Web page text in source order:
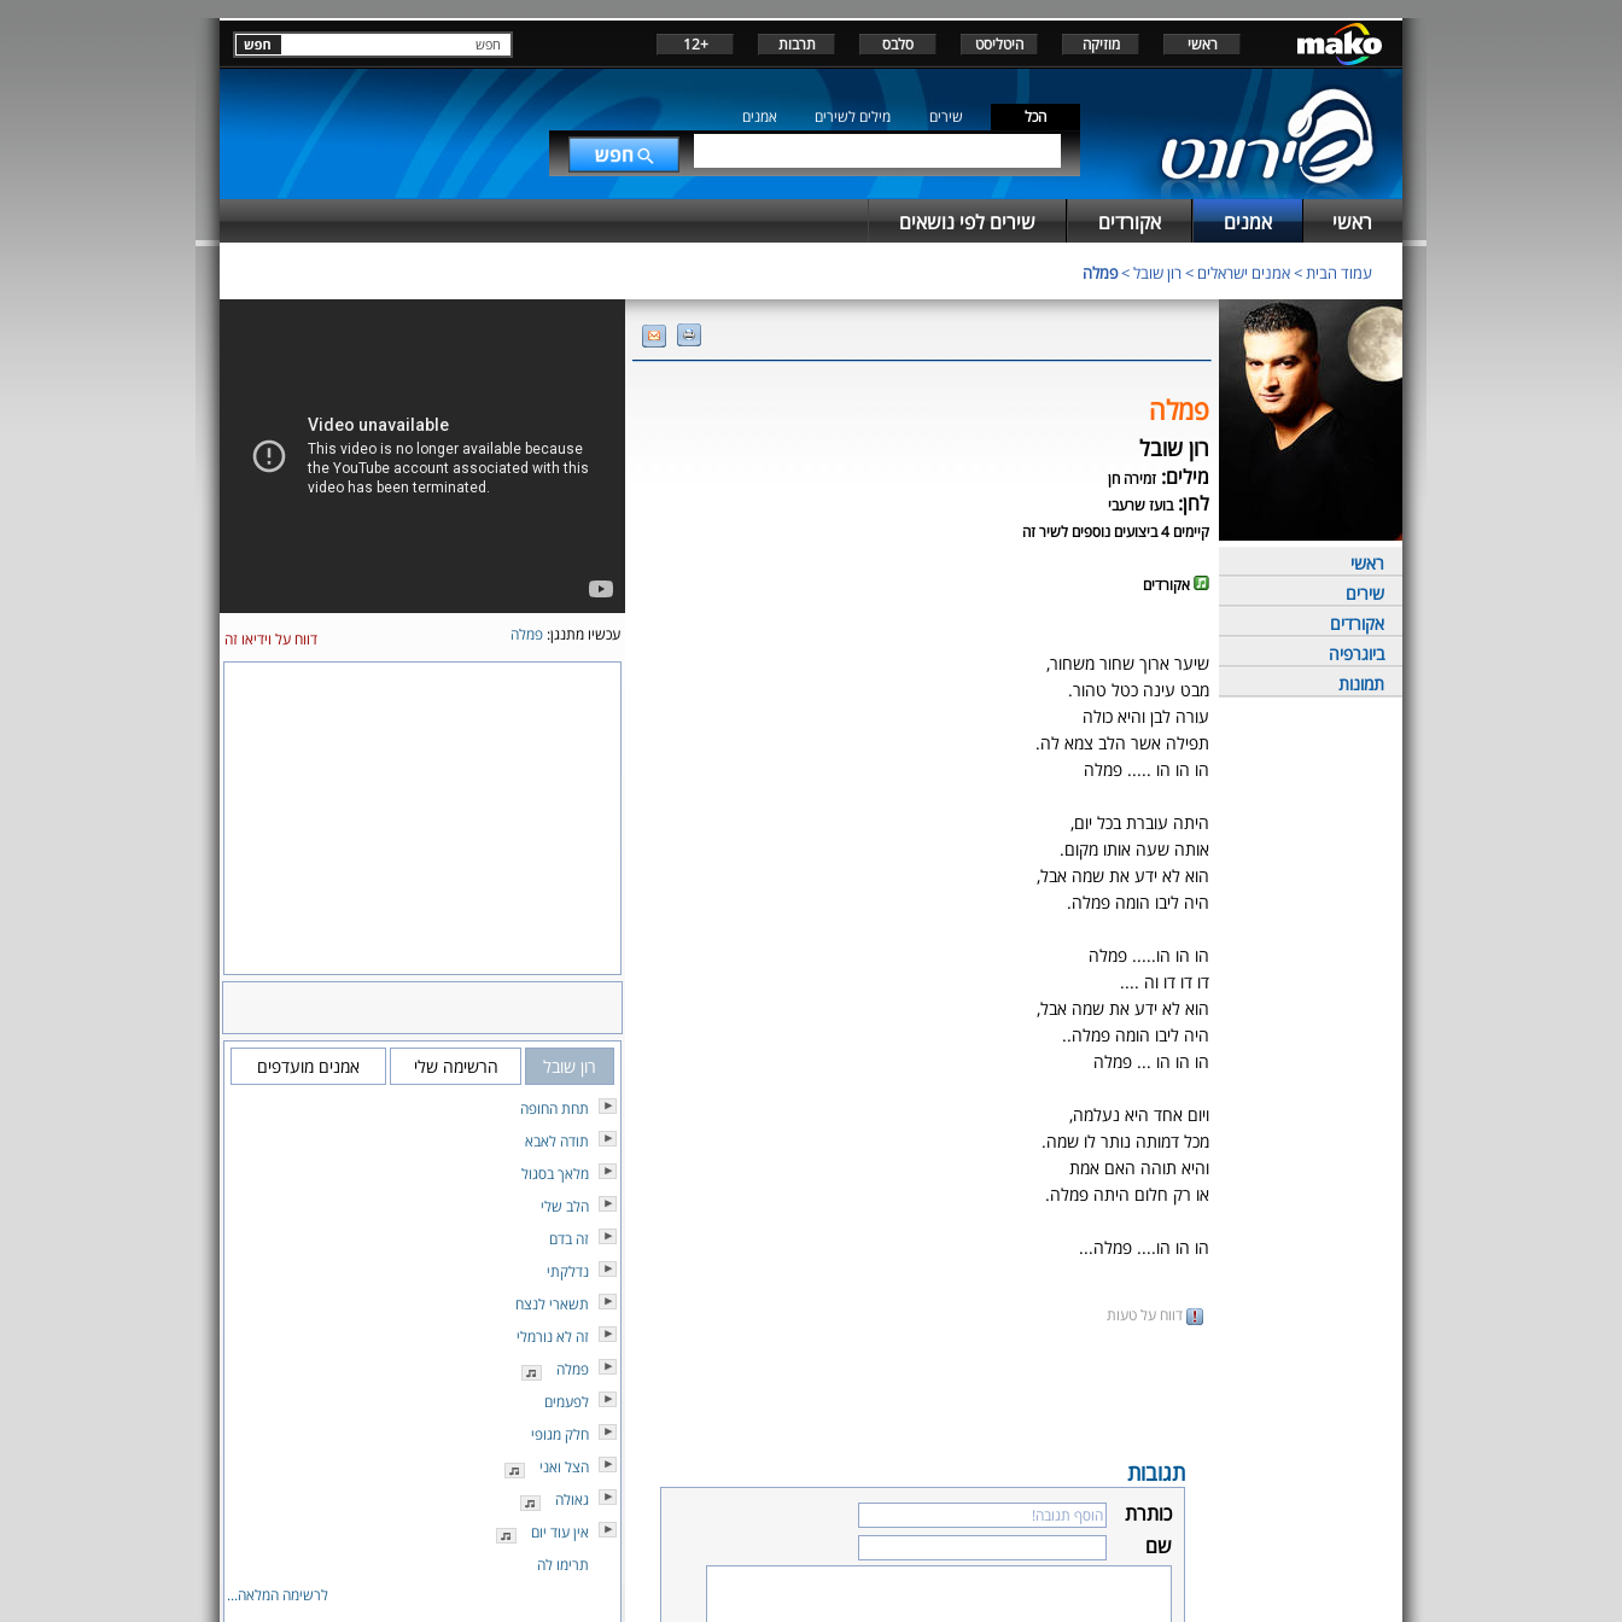
ראשי מוזיקה היטליסט סלבס תרבות +12
הכל שירים מילים לשירים אמנים
ראשי אמנים אקורדים שירים לפי נושאים
עמוד הבית>אמנים ישראלים >רון שובל>פמלה
ראשי
שירים
אקורדים
ביוגרפיה
תמונות
פמלה
רון שובל
מילים: זמירה חן
לחן:בועז שרעבי
קיימים 4 ביצועים נוספים לשיר זה
אקורדים
שיער ארוך שחור משחור,
מבט עינה כטל טהור.
עורה לבן והיא כולה
תפילה אשר הלב צמא לה.
הו הו הו ..... פמלה
היתה עוברת בכל יום,
אותה שעה אותו מקום.
הוא לא ידע את שמה אבל,
היה ליבו הומה פמלה.
הו הו הו..... פמלה
דו דו דו וה ....
הוא לא ידע את שמה אבל,
היה ליבו הומה פמלה..
הו הו הו ... פמלה
ויום אחד היא נעלמה,
מכל דמותה נותר לו שמה.
והיא תוהה האם אמת
או רק חלום היתה פמלה.
הו הו הו.... פמלה...
דווח על טעות
תגובות
כותרת
שם
עכשיו מתנגן: פמלה דווח על וידיאו זה
רון שובל הרשימה שלי אמנים מועדפים
תחת החופה
תודה לאבא
מלאך בסגול
הלב שלי
זה בדם
נדלקתי
תשארי לנצח
זה לא נורמלי
פמלה
לפעמים
חלק מגופי
הצל ואני
גאולה
אין עוד יום
תרימו לה
לרשימה המלאה...